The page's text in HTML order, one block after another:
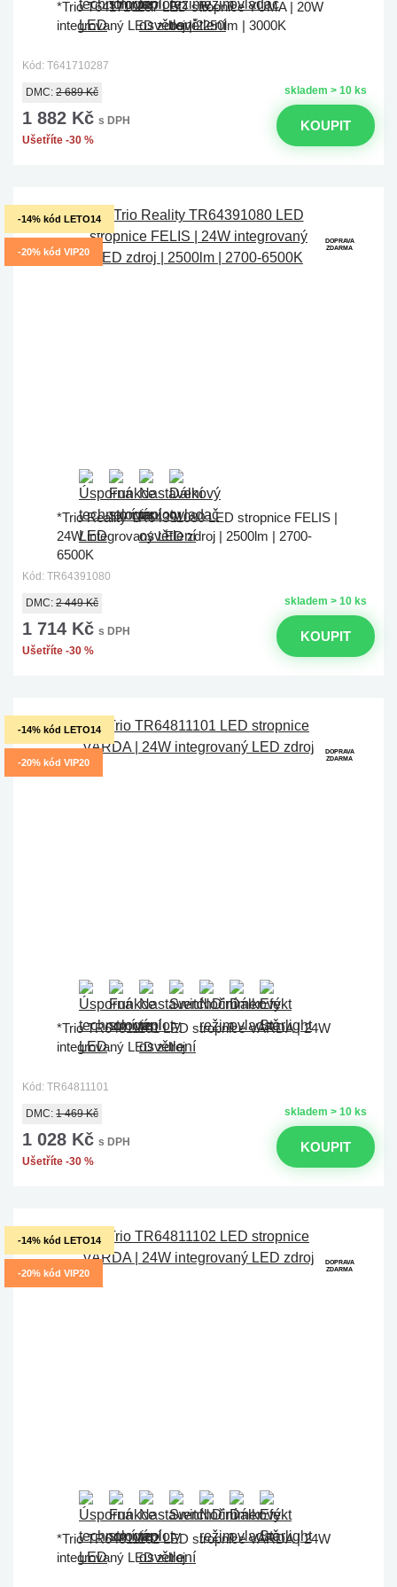
*Trio T641710287 LED stropnice YUMA | 20W
integrovaný LED zdroj | 2250lm | 3000K
Kód: T641710287
skladem > 10 ks
DMC: 2 689 Kč
1 882 Kč s DPH
Ušetříte -30 %
KOUPIT
-14% kód LETO14
-20% kód VIP20
DOPRAVA
ZDARMA
*Trio Reality TR64391080 LED stropnice FELIS |
24W integrovaný LED zdroj | 2500lm | 2700-
6500K
Kód: TR64391080
skladem > 10 ks
DMC: 2 449 Kč
1 714 Kč s DPH
Ušetříte -30 %
KOUPIT
-14% kód LETO14
-20% kód VIP20
DOPRAVA
ZDARMA
*Trio TR64811101 LED stropnice VARDA | 24W
integrovaný LED zdroj
Kód: TR64811101
skladem > 10 ks
DMC: 1 469 Kč
1 028 Kč s DPH
Ušetříte -30 %
KOUPIT
-14% kód LETO14
-20% kód VIP20
DOPRAVA
ZDARMA
*Trio TR64811102 LED stropnice VARDA | 24W
integrovaný LED zdroj